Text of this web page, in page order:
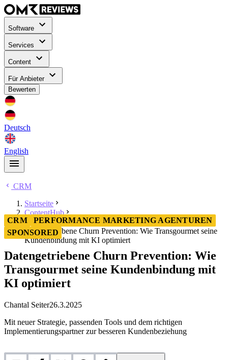
Software
Services
Content
Für Anbieter
Bewerten
Deutsch
English
CRM
Startseite
ContentHub
CRM
Datengetriebene Churn Prevention: Wie Transgourmet seine
Kundenbindung mit KI optimiert
CRM
PERFORMANCE MARKETING AGENTUREN
SPONSORED
Datengetriebene Churn Prevention: Wie
Transgourmet seine Kundenbindung mit
KI optimiert
Chantal Seiter26.3.2025
Mit neuer Strategie, passenden Tools und dem richtigen
Implementierungspartner zur besseren Kundenbeziehung